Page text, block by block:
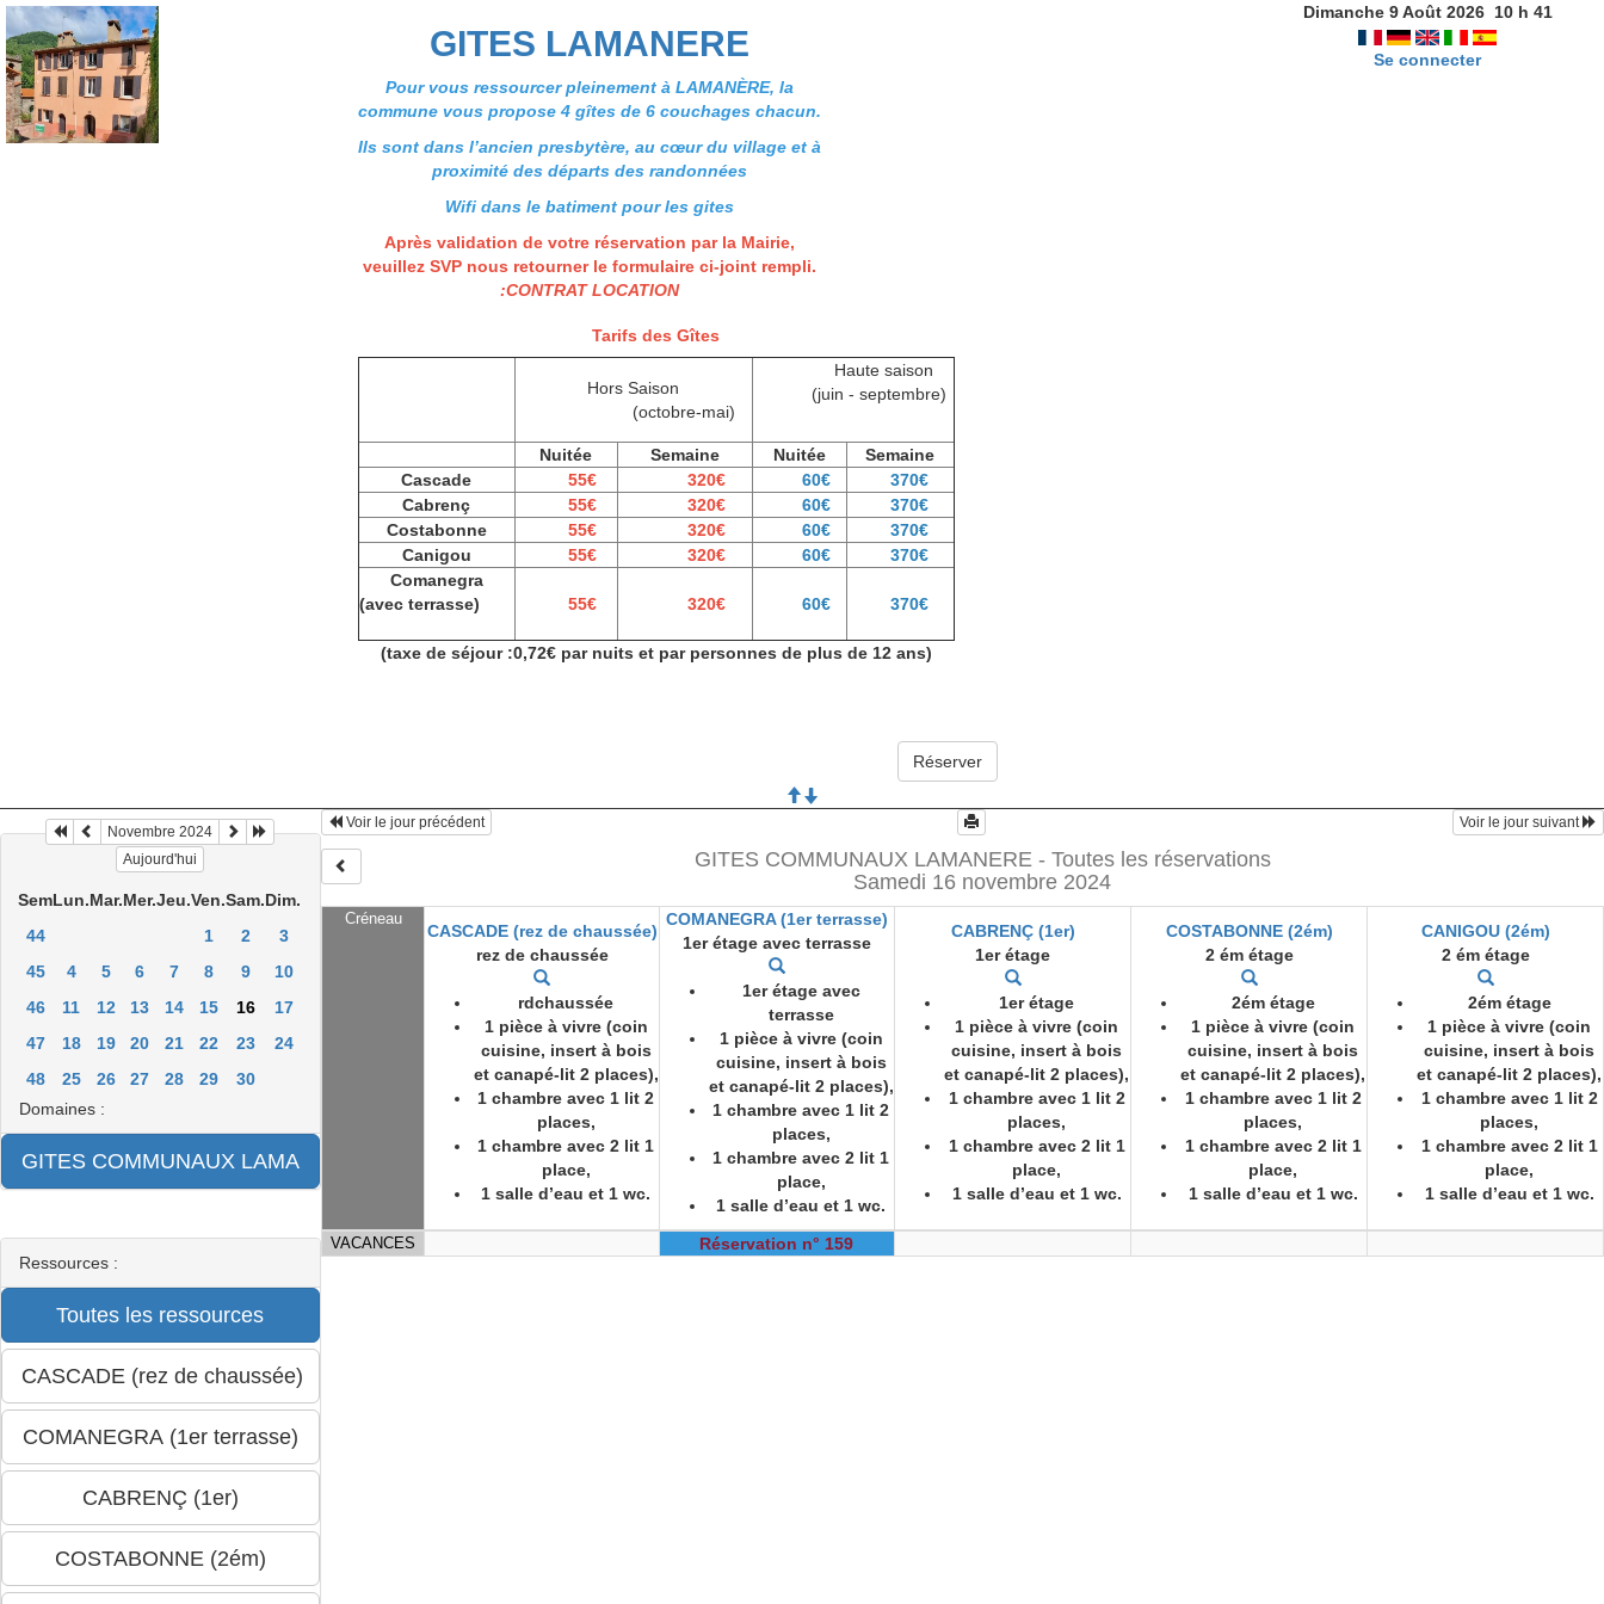
GITES LAMANERE
Pour vous ressourcer pleinement à LAMANÈRE, la
commune vous propose 4 gîtes de 6 couchages chacun.
Ils sont dans l’ancien presbytère, au cœur du village et à
proximité des départs des randonnées
Wifi dans le batiment pour les gites
Après validation de votre réservation par la Mairie,
veuillez SVP nous retourner le formulaire ci-joint rempli.
:CONTRAT LOCATION
Tarifs des Gîtes
Hors Saison
(octobre-mai)
Haute saison
(juin - septembre)
Nuitée Semaine Nuitée
Semaine
Cascade
55€ 320€ 60€
370€
Cabrenç
55€ 320€ 60€
370€
Costabonne
55€ 320€ 60€
370€
Canigou
55€ 320€ 60€
370€
Comanegra
(avec terrasse)
55€ 320€ 60€ 370€
(taxe de séjour :0,72€ par nuits et par personnes de plus de 12 ans)
Dimanche 9 Août 2026 10h 41
Se connecter
Novembre 2024
Aujourd'hui
SemLun.Mar.Mer.Jeu.Ven.Sam.Dim.
44
1 2
3
45
4 5 6 7 8 9
10
46
11 12 13 14 15 16
17
47
18 19 20 21 22 23
24
48
25 26 27 28 29
30
Domaines :
Ressources :
Créneau
CASCADE (rez de chaussée)
rez de chaussée
rdchaussée
1 pièce à vivre (coin
cuisine, insert à bois
et canapé-lit 2 places),
1 chambre avec 1 lit 2
places,
1 chambre avec 2 lit 1
place,
1 salle d’eau et 1 wc.
COMANEGRA (1er terrasse)
1er étage avec terrasse
1er étage avec
terrasse
1 pièce à vivre (coin
cuisine, insert à bois
et canapé-lit 2 places),
1 chambre avec 1 lit 2
places,
1 chambre avec 2 lit 1
place,
1 salle d’eau et 1 wc.
CABRENÇ (1er)
1er étage
1er étage
1 pièce à vivre (coin
cuisine, insert à bois
et canapé-lit 2 places),
1 chambre avec 1 lit 2
places,
1 chambre avec 2 lit 1
place,
1 salle d’eau et 1 wc.
COSTABONNE (2ém)
2 ém étage
2ém étage
1 pièce à vivre (coin
cuisine, insert à bois
et canapé-lit 2 places),
1 chambre avec 1 lit 2
places,
1 chambre avec 2 lit 1
place,
1 salle d’eau et 1 wc.
CANIGOU (2ém)
2 ém étage
2ém étage
1 pièce à vivre (coin
cuisine, insert à bois
et canapé-lit 2 places),
1 chambre avec 1 lit 2
places,
1 chambre avec 2 lit 1
place,
1 salle d’eau et 1 wc.
Voir le jour précédent Voir le jour suivant
GITES COMMUNAUX LAMANERE - Toutes les réservations
Samedi 16 novembre 2024
VACANCES Réservation n° 159